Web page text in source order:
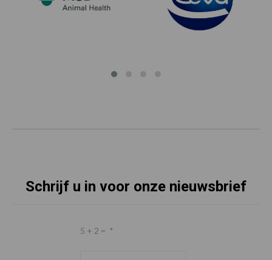
Schrijf u in voor onze nieuwsbrief
5 + 2 = *